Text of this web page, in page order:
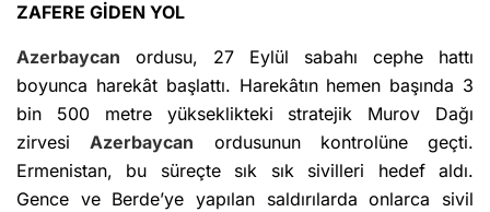
ZAFERE GİDEN YOL
Azerbaycan ordusu, 27 Eylül sabahı cephe hattı
boyunca harekât başlattı. Harekâtın hemen başında 3
bin 500 metre yükseklikteki stratejik Murov Dağı
zirvesiAzerbaycan ordusunun kontrolüne geçti.
Ermenistan, bu süreçte sık sık sivilleri hedef aldı.
Gence ve Berde’ye yapılan saldırılarda onlarca sivil